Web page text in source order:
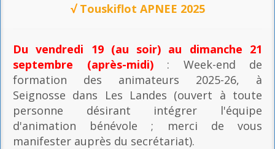
√ Touskiflot APNEE 2025
Du vendredi 19 (au soir) au dimanche 21
septembre (après-midi): Week-end de
formation des animateurs 2025-26, à
Seignosse dans Les Landes (ouvert à toute
personne désirant intégrer l'équipe
d'animation bénévole ; merci de vous
manifester auprès du secrétariat).